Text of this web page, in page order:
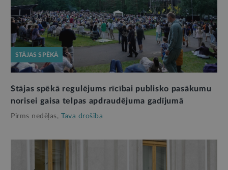
STĀJAS SPĒKĀ
Stājas spēkā regulējums rīcībai publisko pasākumu
norisei gaisa telpas apdraudējuma gadījumā
Pirms nedēļas, Tava drošība